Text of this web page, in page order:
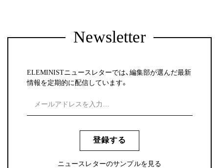
Newsletter
ELEMINISTニュースレターでは、編集部が選んだ最新
情報を定期的に配信しています。
登録する
ニュースレターのサンプルを見る